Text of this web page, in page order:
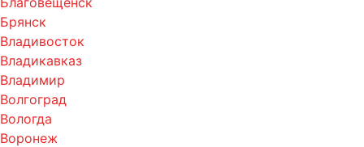
Брянск
Владивосток
Владикавказ
Владимир
Волгоград
Вологда
Воронеж